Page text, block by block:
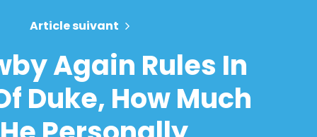
Article suivant
Again Rules In
Duke, How Much